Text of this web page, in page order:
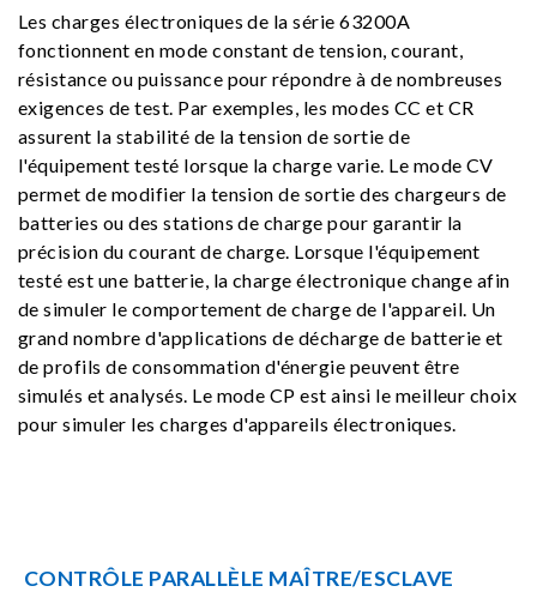
Les charges électroniques de la série 63200A
fonctionnent en mode constant de tension, courant,
résistance ou puissance pour répondre à de nombreuses
exigences de test. Par exemples, les modes CC et CR
assurent la stabilité de la tension de sortie de
l'équipement testé lorsque la charge varie. Le mode CV
permet de modifier la tension de sortie des chargeurs de
batteries ou des stations de charge pour garantir la
précision du courant de charge. Lorsque l'équipement
testé est une batterie, la charge électronique change afin
de simuler le comportement de charge de l'appareil. Un
grand nombre d'applications de décharge de batterie et
de profils de consommation d'énergie peuvent être
simulés et analysés. Le mode CP est ainsi le meilleur choix
pour simuler les charges d'appareils électroniques.
CONTRÔLE PARALLÈLE MAÎTRE/ESCLAVE